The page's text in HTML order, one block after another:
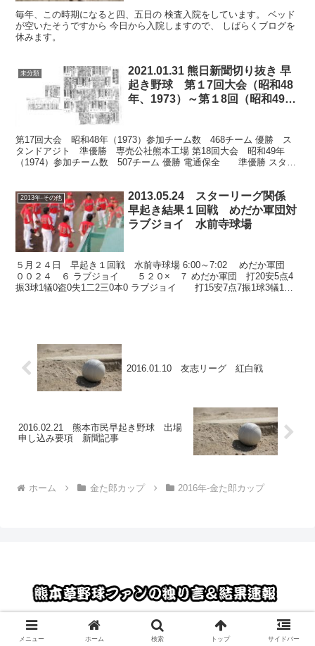
毎年、この時期になると四、五日の 検査入院をしています。 ベッド
が空いたそうですから 今日から入院しますので、 しばらくブログを
休みます。
未分類
2021.01.31 熊日新聞切り抜き 早
起き野球 第１7回大会（昭和48
年、1973）～第１8回（昭和49
第17回大会 昭和48年（1973）参加チーム数 468チーム 優勝 ス
タンドアジト 準優勝 専売公社熊本工場 第18回大会 昭和49年
（1974）参加チーム数 507チーム 優勝 電通保全 準優勝 スタン
2013年-その他
2013.05.24 スターリーグ関係
早起き結果１回戦 めだか軍団対
ラブジョイ 水前寺球場
５月２４日 早起き１回戦 水前寺球場 6:00～7:02 めだか軍団
００２４ ６ ラブジョイ ５２０× ７ めだか軍団 打20安5点4
振3球1犠0盗0失1二2三0本0 ラブジョイ 打15安7点7振1球3犠1盗2
2016.01.10 友志リーグ 紅白戦
2016.02.21 熊本市民早起き野球 出場
申し込み要項 新聞記事
ホーム 金た郎カップ 2016年-金た郎カップ
© 2012 熊本草野球ファンの独り言＆結果速報.
メニュー ホーム 検索 トップ サイドバー